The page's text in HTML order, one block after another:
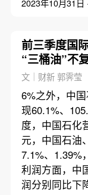
2023年10月31日 ·
前三季度国
“三桶油”不
势
文｜财新 郭霁莹
6%之外，中国
现60.1%、
度，中国石化
元，中国石油、
7.1%、1.39%
利润方面，中
润分别同比